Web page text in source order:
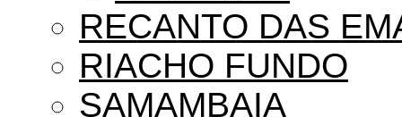
RECANTO DAS
RIACHO FUNDO
SAMAMBAIA